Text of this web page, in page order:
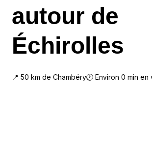
autour de
Échirolles
📍 50 km de Chambéry🕐 Environ 0 min en